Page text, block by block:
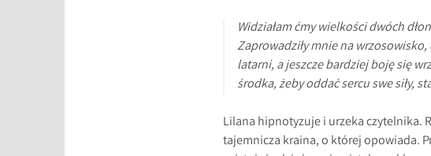
Widziałam ćmy wielkości dwóch
Zaprowadziły mnie na
latarni, a jeszcze bardziej boję się
środka, żeby oddać sercu swe siły,
Lilana hipnotyzuje i urzeka czytelnika.
tajemnicza kraina, o której opowiada.